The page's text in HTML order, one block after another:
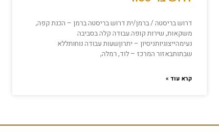
דרוש בריסטה / ברמן/ית דרוש בריסטה ברמן – הכנת קפה,
משקאות, שירות קופה.עבודה קלה בסביבה
נעימהייצוגיותניסיון – יתרוןשעות עבודה נוחותללא
שבתותבאזור המרכז – לוד, רמלה,
קרא עוד »